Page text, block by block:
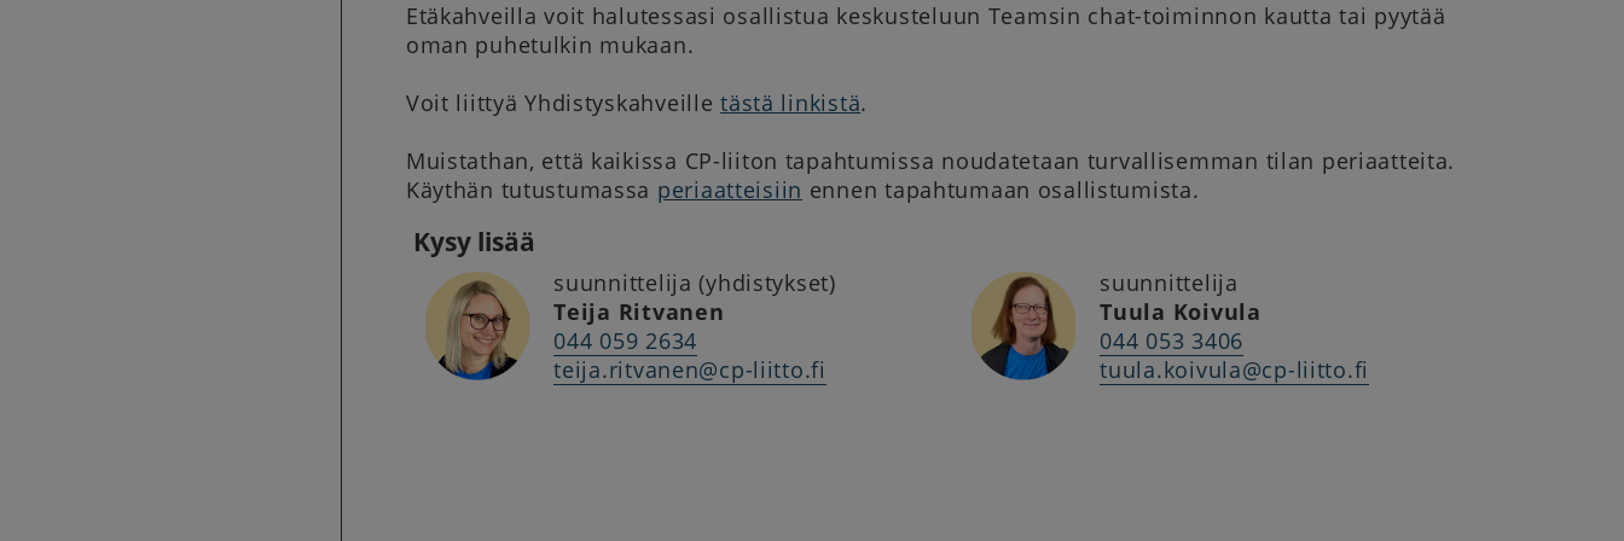
Etäkahveilla voit halutessasi osallistua keskusteluun Teamsin chat-toiminnon kautta tai pyytää
oman puhetulkin mukaan.
Voit liittyä Yhdistyskahveilletästä linkistä.
Muistathan, että kaikissa CP-liiton tapahtumissa noudatetaan turvallisemman tilan periaatteita.
Käythän tutustumassa periaatteisiin ennen tapahtumaan osallistumista.
Kysy lisää
suunnittelija (yhdistykset)
Teija Ritvanen
044 059 2634
teija.ritvanen@cp-liitto.fi
suunnittelija
Tuula Koivula
044 053 3406
tuula.koivula@cp-liitto.fi